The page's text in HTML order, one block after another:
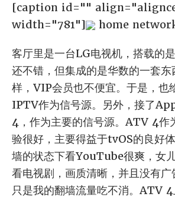
[caption id=""
width="781"]
home
客厅里是一台LG电视机，搭载的
还不错，但集成的是华数的一套
样，VIP会员也不便宜。于是，也
IPTV作为信号源。另外，接了
4，作为主要的信号源。ATV 4作
验很好，主要得益于tvOS的良好
墙的状态下看YouTube很爽，女
看电视剧，画质清晰，并且没有广
只是我的翻墙流量吃不消。ATV